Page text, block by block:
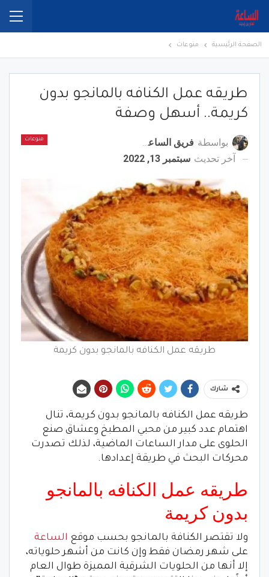
الصفحة الرئيسية منوعات
طريقه عمل الكنافه بالمانجو بدون
كريمة.. أسهل وصفة
منوعات بواسطة فريق الساعة برس
آخر تحديث سبتمبر 13, 2022
طريقه عمل الكنافه بالمانجو بدون كريمة
شارك
طريقه عمل الكنافه بالمانجو بدون كريمة، تنال
اهتمام عدد كبير من محبي المطبخ وعشاق صنع
الحلوى على مدار الساعات الماضية، لذلك تصدرت
محركات البحث في طريقة إعدادها.
طريقه عمل الكنافه بالمانجو
بدون كريمة
ولا تقتصر الكنافة بالمانجو بحسب موقع الساعة
على شهر رمضان فقط وإن كانت من أشهر حلوياته،
إلا أنها من الحلويات الشرقية المميزة طوال العام